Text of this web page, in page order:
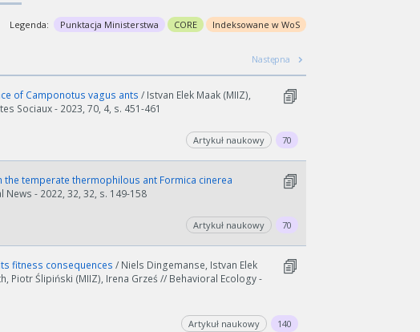
Legenda: Punktacja Ministerstwa CORE Indeksowane w WoS
Następna
of Camponotus vagus ants / Istvan Elek Maak (MIIZ),
Sociaux - 2023, 70, 4, s. 451-461
Artykuł naukowy 70
temperate thermophilous ant Formica cinerea
- 2022, 32, 32, s. 149-158
Artykuł naukowy 70
fitness consequences / Niels Dingemanse, Istvan Elek
Piotr Ślipiński (MIIZ), Irena Grześ // Behavioral Ecology -
Artykuł naukowy 140